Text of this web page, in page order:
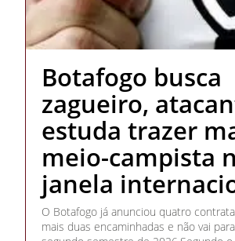
Botafogo busca
zagueiro,
estuda trazer
meio-campista
janela
O Botafogo já anunciou quatro
mais duas encaminhadas e não vai